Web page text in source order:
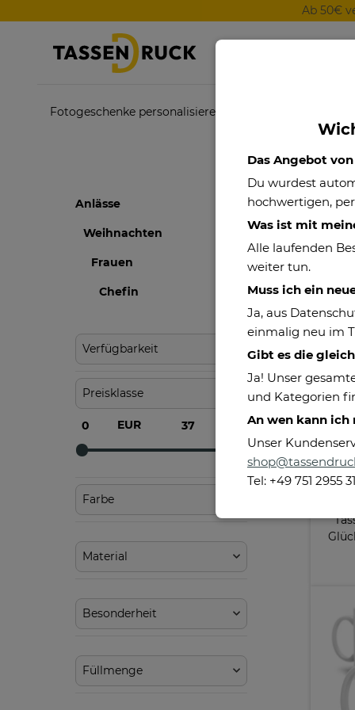
Ab 50€
Fotogeschenke personalisieren
Anlässe
Weihnachten
Frauen
Chefin
Verfügbarkeit
Preisklasse
EUR
Farbe
Material
Besonderheit
Füllmenge
Das Angebot
Du wurdest
hochwertigen,
Was ist mit
Alle laufenden
weiter tun.
Muss ich ein
Ja, aus
einmalig neu im
Gibt es die
Ja! Unser
und Kategorien
An wen kann ich
Unser
Tel: +49 751 2955